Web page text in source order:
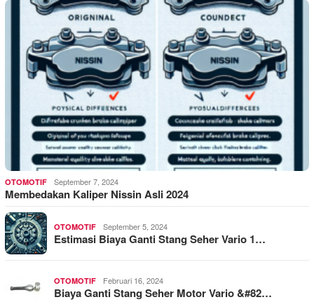
OTOMOTIF September 7, 2024
Membedakan Kaliper Nissin Asli 2024
OTOMOTIF September 5, 2024
Estimasi Biaya Ganti Stang Seher Vario 1…
OTOMOTIF Februari 16, 2024
Biaya Ganti Stang Seher Motor Vario &#82…